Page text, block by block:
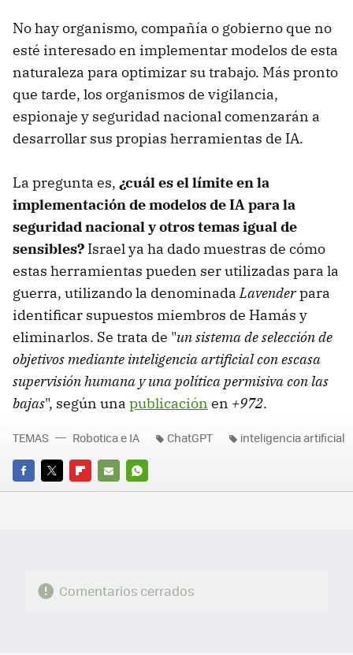
No hay organismo, compañía o gobierno que no
esté interesado en implementar modelos de esta
naturaleza para optimizar su trabajo. Más pronto
que tarde, los organismos de vigilancia,
espionaje y seguridad nacional comenzarán a
desarrollar sus propias herramientas de IA.
La pregunta es, ¿cuál es el límite en la
implementación de modelos de IA para la
seguridad nacional y otros temas igual de
sensibles? Israel ya ha dado muestras de cómo
estas herramientas pueden ser utilizadas para la
guerra, utilizando la denominadaLavenderpara
identificar supuestos miembros de Hamás y
eliminarlos. Se trata de "un sistema de selección de
objetivos mediante inteligencia artificial con escasa
supervisión humana y una política permisiva con las
bajas", según una publicación en +972.
FACEBOOK
TWITTERFLIPBOARD
E-
WHATSAPP
TEMAS Robotica e IA ChatGPT inteligencia artificial
Comentarios cerrados